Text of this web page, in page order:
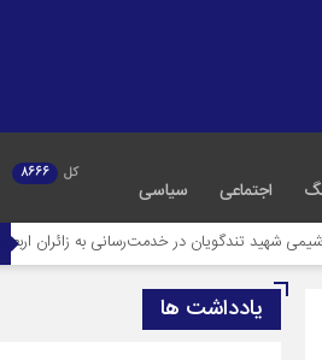
اجتماعی سیاسی
کل 8666
در خدمت‌رسانی به زائران اربعین حسینی
یادداشت ها